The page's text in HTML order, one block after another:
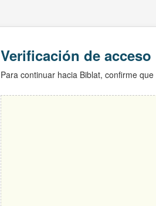
Verificación de acceso
Para continuar hacia Biblat, confirme